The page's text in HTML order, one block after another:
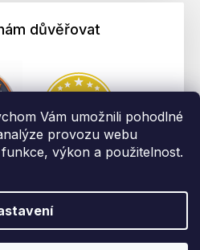
Vám umožnili pohodlné
provozu webu
výkon a použitelnost.
důvěřovat
Shoptet